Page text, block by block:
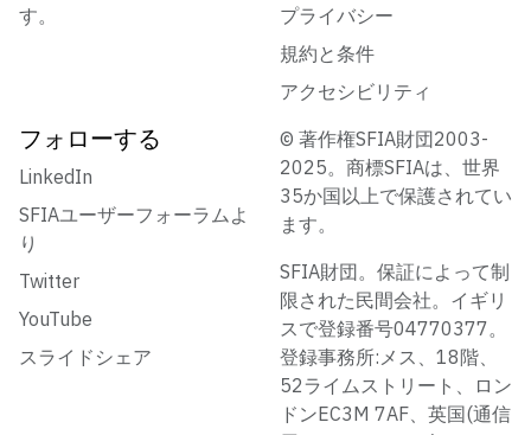
す。
プライバシー
規約と条件
アクセシビリティ
フォローする
LinkedIn
SFIAユーザーフォーラムよ
り
Twitter
YouTube
スライドシェア
© 著作権SFIA財団2003-
2025。商標SFIAは、世界
35か国以上で保護されてい
ます。
SFIA財団。保証によって制
限された民間会社。イギリ
スで登録番号04770377。
登録事務所:メス、18階、
52ライムストリート、ロン
ドンEC3M 7AF、英国(通信